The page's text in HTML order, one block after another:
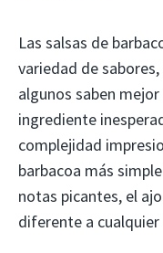
Las salsas de
variedad de
algunos saben
ingrediente
complejidad
barbacoa más
notas picantes, el
diferente a